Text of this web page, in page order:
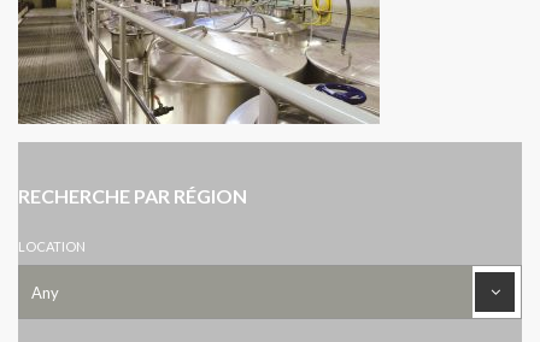
RECHERCHE PAR RÉGION
LOCATION